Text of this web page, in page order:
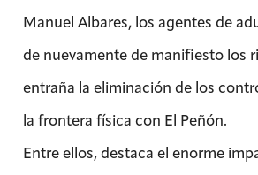
Manuel Albares, los agentes de
de nuevamente de manifiesto los
entraña la eliminación de los
la frontera física con El Peñón.
Entre ellos, destaca el enorme